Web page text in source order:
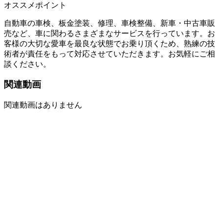
オススメポイント
自動車の車検、板金塗装、修理、車検整備、新車・中古車販
売など、車に関わるさまざまなサービスを行っています。お
客様の大切な愛車を最良な状態でお乗り頂くため、熟練の技
術者が責任をもって対応させていただきます。お気軽にご相
談ください。
関連動画
関連動画はありません